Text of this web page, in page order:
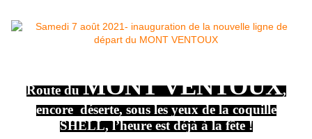
Route duMONT VENTOUX,
encore déserte, sous les yeux de la coquille
SHELL, l’heure est déjà à la fête !